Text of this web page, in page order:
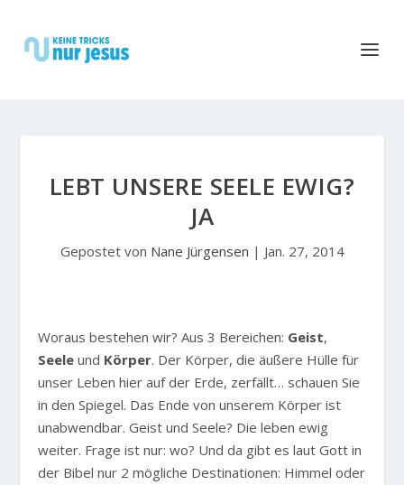
LEBT UNSERE SEELE EWIG?
JA
Gepostet von Nane Jürgensen | Jan. 27, 2014
Woraus bestehen wir? Aus 3 Bereichen: Geist,
Seele und Körper. Der Körper, die äußere Hülle für
unser Leben hier auf der Erde, zerfällt… schauen Sie
in den Spiegel. Das Ende von unserem Körper ist
unabwendbar. Geist und Seele? Die leben ewig
weiter. Frage ist nur: wo? Und da gibt es laut Gott in
der Bibel nur 2 mögliche Destinationen: Himmel oder